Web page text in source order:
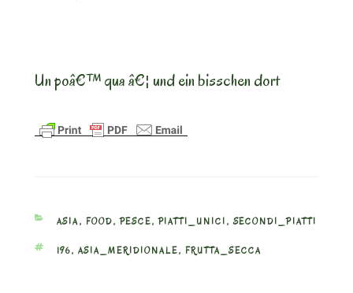
Un poâ€™ qua â€¦ und ein bisschen dort
CATEGORIES
ASIA, FOOD,PESCE,PIATTI_UNICI ,SECONDI_PIATTI
TAGS
196, ASIA_MERIDIONALE, FRUTTA_SECCA